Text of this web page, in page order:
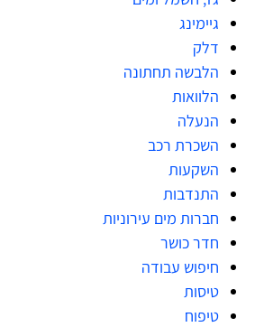
גיימינג
דלק
הלבשה תחתונה
הלוואות
הנעלה
השכרת רכב
השקעות
התנדבות
חברות מים עירוניות
חדר כושר
חיפוש עבודה
טיסות
טיפוח